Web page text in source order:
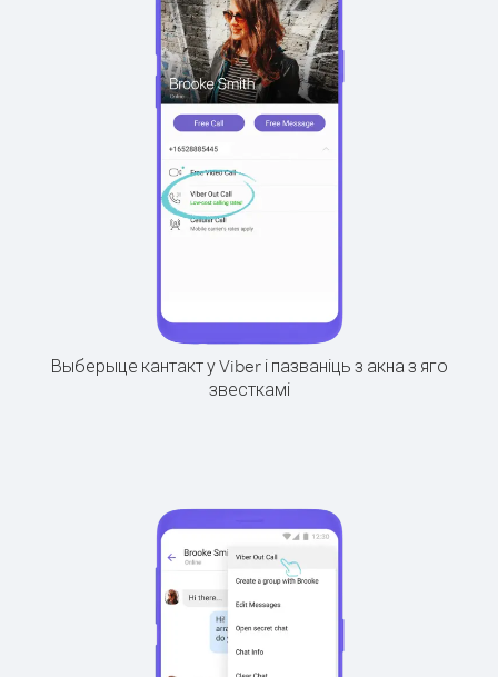
Выберыце кантакт у Viber і пазваніць з акна з яго
звесткамі